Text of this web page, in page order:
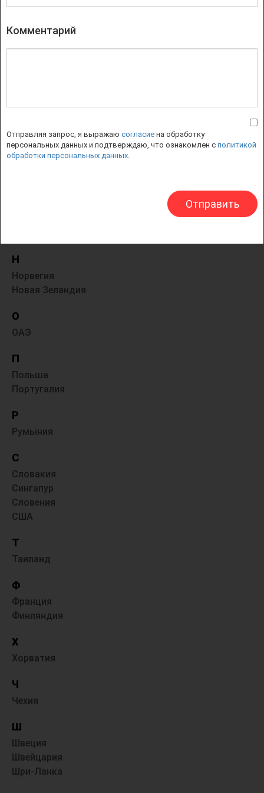
Исландия
Ирландия
Индия
Китай
Канада
Л
Н
Норвегия
Новая Зеландия
О
ОАЭ
П
Польша
Португалия
Р
Румыния
С
Словакия
Сингапур
Словения
США
Т
Таиланд
Ф
Франция
Финляндия
Х
Хорватия
Ч
Чехия
Ш
Швеция
Швейцария
Шри-Ланка
Комментарий
Отправляя запрос, я выражаю согласие на обработку
персональных данных и подтверждаю, что ознакомлен с политикой
обработки персональных данных.